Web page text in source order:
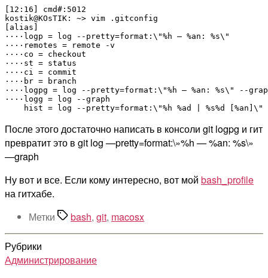
[12:16] cmd#:5012
kostik@KOsTIK: ~> vim .gitconfig
[alias]
····logp = log --pretty=format:\"%h — %an: %s\"
····remotes = remote -v
····co = checkout
····st = status
····ci = commit
····br = branch
····logpg = log --pretty=format:\"%h — %an: %s\" --
····logg = log --graph
После этого достаточно написать в консоли git logpg и гит
превратит это в git log —pretty=format:\»%h — %an: %s\»
—graph
Ну вот и все. Если кому интересно, вот мой bash_profile
на гитхабе.
Метки
bash, git, macosx
Рубрики
Администрирование